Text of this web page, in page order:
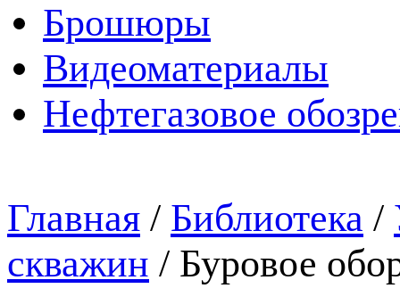
Брошюры
Видеоматериалы
Нефтегазовое
Главная / Библиотека /
скважин / Буровое